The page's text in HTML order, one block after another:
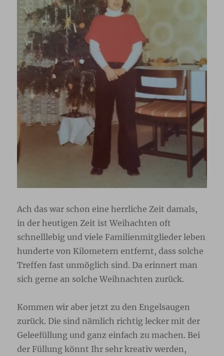
Ach das war schon eine herrliche Zeit damals,
in der heutigen Zeit ist Weihachten oft
schnelllebig und viele Familienmitglieder leben
hunderte von Kilometern entfernt, dass solche
Treffen fast unmöglich sind. Da erinnert man
sich gerne an solche Weihnachten zurück.
Kommen wir aber jetzt zu den Engelsaugen
zurück. Die sind nämlich richtig lecker mit der
Geleefüllung und ganz einfach zu machen. Bei
der Füllung könnt Ihr sehr kreativ werden,